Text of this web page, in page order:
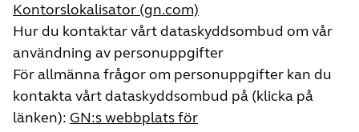
Kontorslokalisator (gn.com)
Hur du kontaktar vårt dataskyddsombud om vår
användning av personuppgifter
För allmänna frågor om personuppgifter kan du
kontakta vårt dataskyddsombud på (klicka på
länken): GN:s webbplats för